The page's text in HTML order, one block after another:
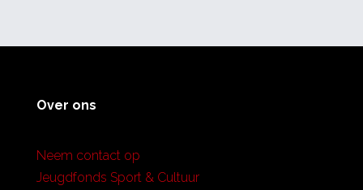
Over ons
Neem contact op
Jeugdfonds Sport & Cultuur